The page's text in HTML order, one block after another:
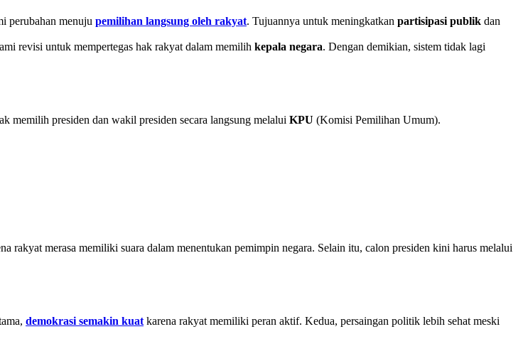
perubahan menuju pemilihan langsung oleh rakyat. Tujuannya untuk meningkatkan partisipasi publik dan
revisi untuk mempertegas hak rakyat dalam memilih kepala negara. Dengan demikian, sistem tidak lagi
memilih presiden dan wakil presiden secara langsung melalui KPU (Komisi Pemilihan Umum).
rakyat merasa memiliki suara dalam menentukan pemimpin negara. Selain itu, calon presiden kini harus melalui
demokrasi semakin kuat karena rakyat memiliki peran aktif. Kedua, persaingan politik lebih sehat meski